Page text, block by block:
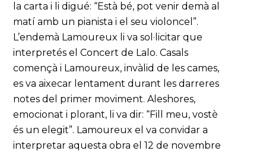
la carta i li digué: “Està bé, pot venir demà al
matí amb un pianista i el seu violoncel”.
L’endemà Lamoureux li va sol·licitar que
interpretés el Concert de Lalo. Casals
començà i Lamoureux, invàlid de les cames,
es va aixecar lentament durant les darreres
notes del primer moviment. Aleshores,
emocionat i plorant, li va dir: “Fill meu, vostè
és un elegit”. Lamoureux el va convidar a
interpretar aquesta obra el 12 de novembre